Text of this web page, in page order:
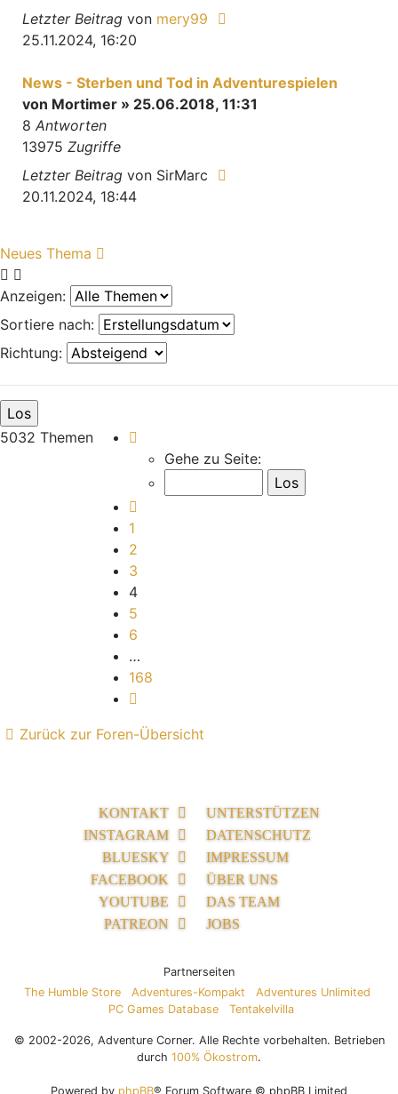
Letzter Beitrag von mery99
25.11.2024, 16:20
News - Sterben und Tod in Adventurespielen
von Mortimer » 25.06.2018, 11:31
8 Antworten
13975 Zugriffe
Letzter Beitrag von SirMarc
20.11.2024, 18:44
Neues Thema
Anzeigen:
Sortiere nach:
Richtung:
5032 Themen
Gehe zu Seite:
1
2
3
4
5
6
…
168
Zurück zur Foren-Übersicht
KONTAKT
INSTAGRAM
BLUESKY
FACEBOOK
YOUTUBE
PATREON
UNTERSTÜTZEN
DATENSCHUTZ
IMPRESSUM
ÜBER UNS
DAS TEAM
JOBS
Partnerseiten
The Humble Store
Adventures-Kompakt
Adventures Unlimited
PC Games Database
Tentakelvilla
© 2002-2026, Adventure Corner. Alle Rechte vorbehalten. Betrieben
durch 100% Ökostrom.
Powered by phpBB® Forum Software © phpBB Limited